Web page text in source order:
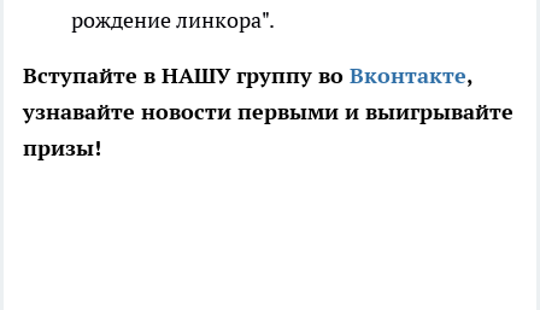
рождение линкора".
Вступайте в НАШУ группу во Вконтакте,
узнавайте новости первыми и выигрывайте
призы!